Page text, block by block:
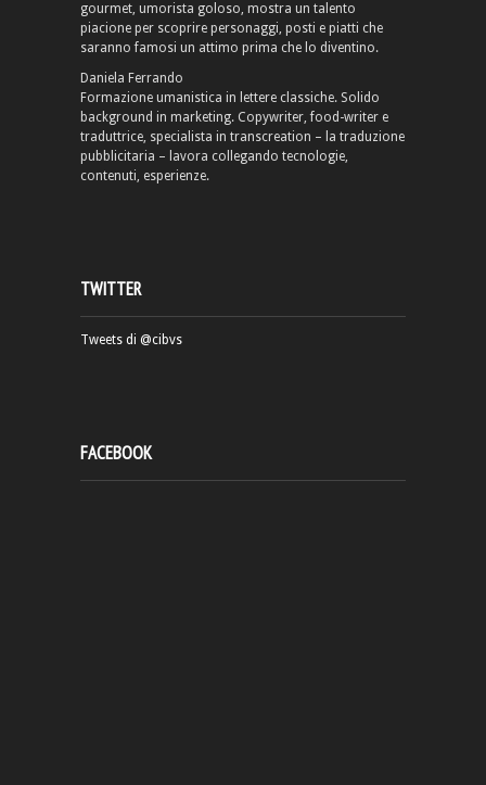
gourmet, umorista goloso, mostra un talento
piacione per scoprire personaggi, posti e piatti che
saranno famosi un attimo prima che lo diventino.
Daniela Ferrando
Formazione umanistica in lettere classiche. Solido
background in marketing. Copywriter, food-writer e
traduttrice, specialista in transcreation – la traduzione
pubblicitaria – lavora collegando tecnologie,
contenuti, esperienze.
TWITTER
Tweets di @cibvs
FACEBOOK